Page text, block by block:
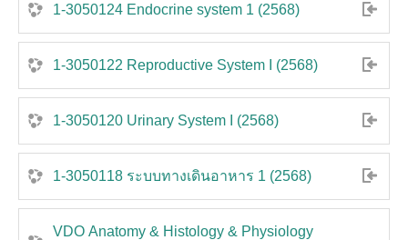
1-3050124 Endocrine system 1 (2568)
1-3050122 Reproductive System I (2568)
1-3050120 Urinary System I (2568)
1-3050118 ระบบทางเดินอาหาร 1 (2568)
VDO Anatomy & Histology & Physiology